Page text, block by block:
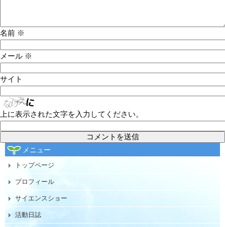
名前 ※
メール ※
サイト
上に表示された文字を入力してください。
メニュー
トップページ
プロフィール
サイエンスショー
活動日誌